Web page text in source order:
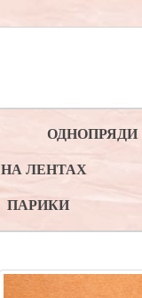
ОДНОПРЯДИ
НА ЛЕНТАХ
ПАРИКИ